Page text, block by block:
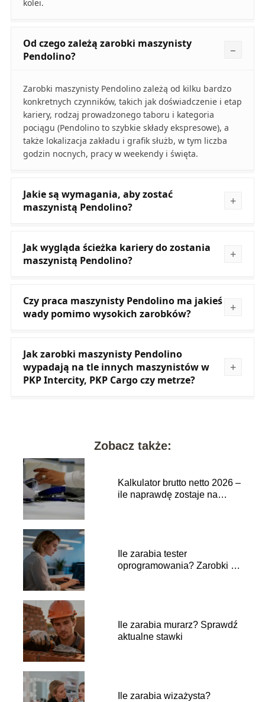
kolei.
Od czego zależą zarobki maszynisty
Pendolino?
Zarobki maszynisty Pendolino zależą od kilku bardzo
konkretnych czynników, takich jak doświadczenie i etap
kariery, rodzaj prowadzonego taboru i kategoria
pociągu (Pendolino to szybkie składy ekspresowe), a
także lokalizacja zakładu i grafik służb, w tym liczba
godzin nocnych, pracy w weekendy i święta.
Jakie są wymagania, aby zostać
maszynistą Pendolino?
Jak wygląda ścieżka kariery do zostania
maszynistą Pendolino?
Czy praca maszynisty Pendolino ma jakieś
wady pomimo wysokich zarobków?
Jak zarobki maszynisty Pendolino
wypadają na tle innych maszynistów w
PKP Intercity, PKP Cargo czy metrze?
Zobacz także:
Kalkulator brutto netto 2026 –
ile naprawdę zostaje na
Ile zarabia tester
oprogramowania? Zarobki w
Ile zarabia murarz? Sprawdź
aktualne stawki
Ile zarabia wizażysta?